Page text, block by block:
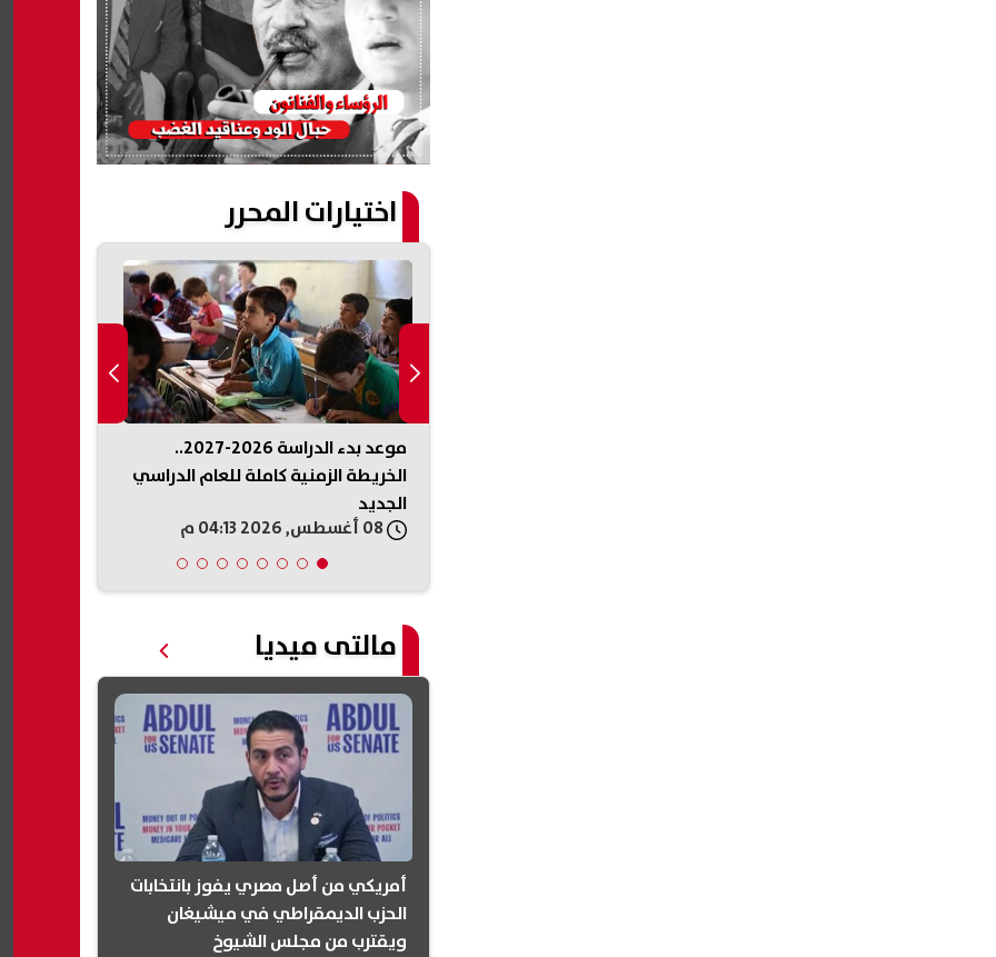
اختيارات المحرر
موعد بدء الدراسة 2026-2027..
الخريطة الزمنية كاملة للعام الدراسي
الجديد
مالتى ميديا
أمريكي من أصل مصري يفوز بانتخابات
الحزب الديمقراطي في ميشيغان
ويقترب من مجلس الشيوخ